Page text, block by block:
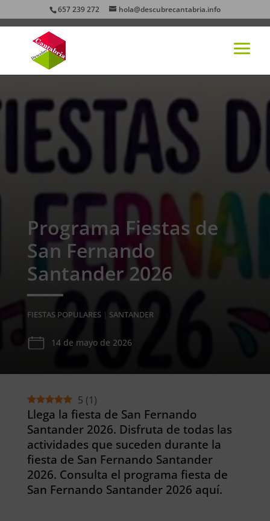
657 239 272 hola@descubrecantabria.info
Programa Fiestas de
San Fernando
Santander 2026
FIESTAS POPULARES| SANTANDER
14 de mayo de 2026
5 (1)
Llega la fiesta de San Fernando
Santander 2026. Disfruta de todas las
actividades que suceden durante la
fiesta de San Fernando Santander
2026. Consulta el programa fiesta de
San Fernando Santander 2026 aquí.